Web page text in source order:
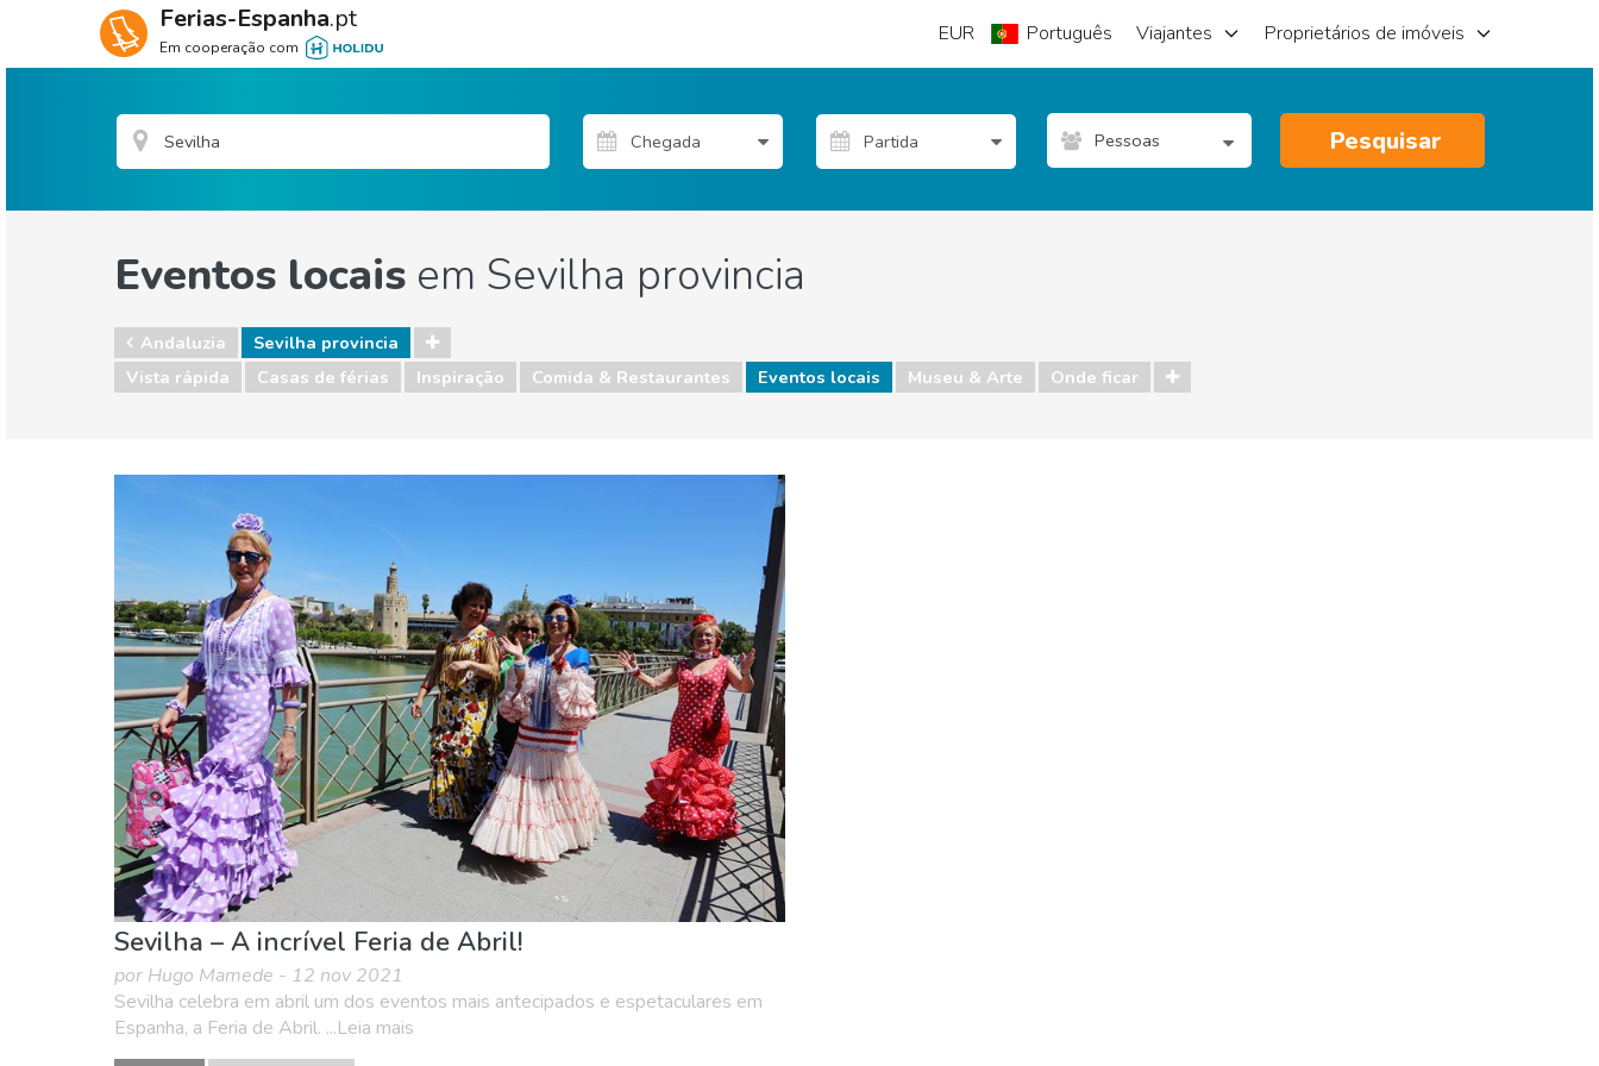
Ferias-Espanha.pt
Em cooperação com
EUR Português Viajantes Proprietários de imóveis
Pessoas Pesquisar
Eventos locais em Sevilha provincia
Andaluzia
Sevilha provincia
Vista rápida
Casas de férias Inspiração Comida & Restaurantes Eventos locais Museu & Arte Onde ficar
Sevilha – A incrível Feria de Abril!
por Hugo Mamede - 12 nov 2021
Sevilha celebra em abril um dos eventos mais antecipados e espetaculares em
Espanha, a Feria de Abril. ...Leia mais